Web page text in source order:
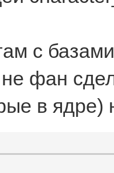
с
фан
в ядре)